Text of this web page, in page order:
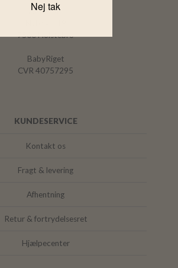
Adresse:
7500 Holstebro
BabyRiget
CVR 40757295
KUNDESERVICE
Kontakt os
Fragt & levering
Afhentning
Retur & fortrydelsesret
Hjælpecenter
Nej tak